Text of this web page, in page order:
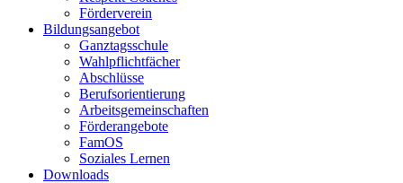
Förderverein
Bildungsangebot
Ganztagsschule
Wahlpflichtfächer
Abschlüsse
Berufsorientierung
Arbeitsgemeinschaften
Förderangebote
FamOS
Soziales Lernen
Downloads